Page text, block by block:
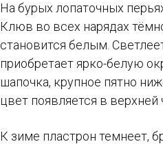
На бурых лопаточных
Клюв во всех нарядах
становится белым.
приобретает ярко-белую
шапочка, крупное пятно
цвет появляется в верхней
К зиме пластрон темнеет,